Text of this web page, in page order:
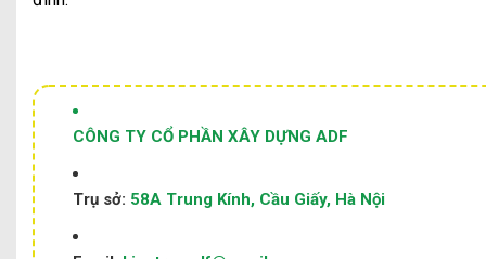
CÔNG TY CỔ PHẦN XÂY DỰNG ADF
Trụ sở: 58A Trung Kính, Cầu Giấy, Hà Nội